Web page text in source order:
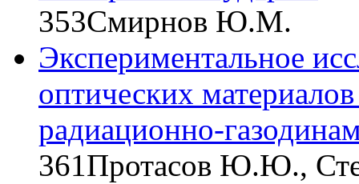
353Смирнов Ю.М.
Экспериментальное
оптических
радиационно-
361Протасов Ю.Ю.,